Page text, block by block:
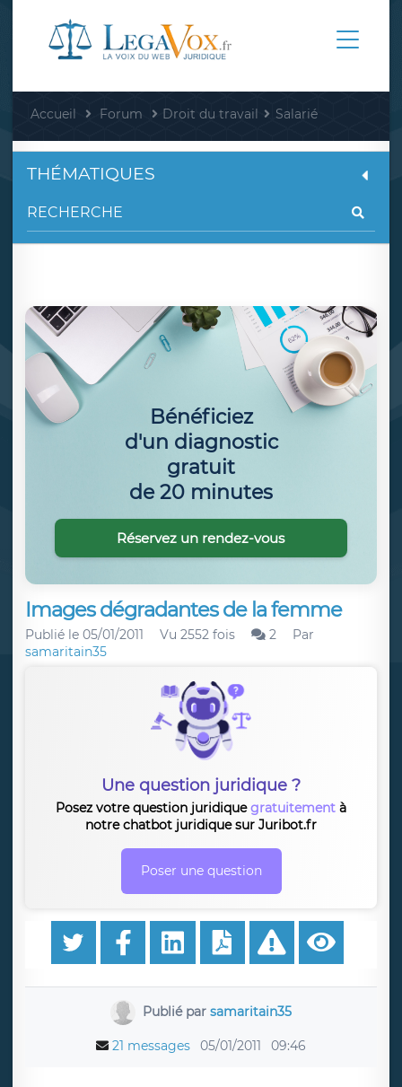
Accueil Forum Droit du travail Salarié
Images dégradantes de la femme
Publié le 05/01/2011 Vu 2552 fois 2
Par
samaritain35
Une question juridique ?
Posez votre question juridiquegratuitement à
notre chatbot juridique sur Juribot.fr
Poser une question
Publié par samaritain35
21 messages 05/01/2011 09:46
THÉMATIQUES
Bénéficiez
d'un diagnostic
gratuit
de 20 minutes
Réservez un rendez-vous